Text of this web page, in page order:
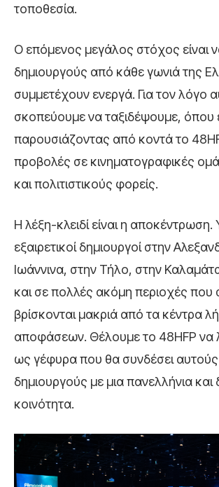
τοποθεσία.
Ο επόμενος μεγάλος στόχος είναι
δημιουργούς από κάθε γωνιά της
συμμετέχουν ενεργά. Για τον λόγο
σκοπεύουμε να ταξιδέψουμε, όπου
παρουσιάζοντας από κοντά το
προβολές σε κινηματογραφικές
και πολιτιστικούς φορείς.
Η λέξη-κλειδί είναι η
εξαιρετικοί δημιουργοί στην
Ιωάννινα, στην Τήλο, στην
και σε πολλές ακόμη περιοχές που
βρίσκονται μακριά από τα κέντρα
αποφάσεων. Θέλουμε το 48HFP να
ως γέφυρα που θα συνδέσει
δημιουργούς με μια πανελλήνια και
κοινότητα.